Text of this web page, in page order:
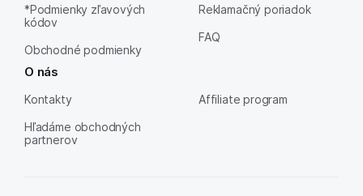
*Podmienky zľavových
kódov
Obchodné podmienky
Reklamačný poriadok
FAQ
O nás
Kontakty
Hľadáme obchodných
partnerov
Affiliate program